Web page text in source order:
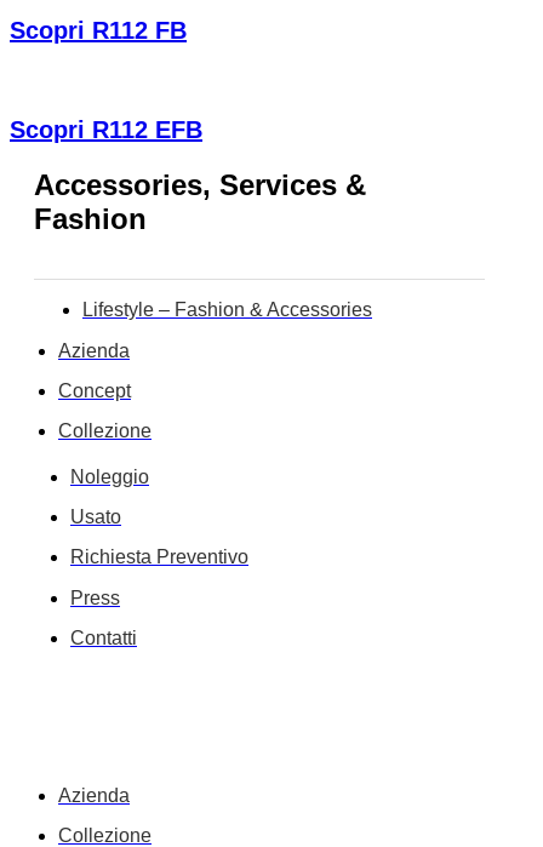
Scopri R112 FB
Scopri R112 EFB
Accessories, Services &
Fashion
Lifestyle – Fashion & Accessories
Azienda
Concept
Collezione
Noleggio
Usato
Richiesta Preventivo
Press
Contatti
Azienda
Collezione